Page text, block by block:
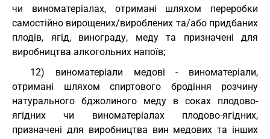
чи виноматеріалах, отримані шляхом переробки
самостійно вирощених/вироблених та/або придбаних
плодів, ягід, винограду, меду та призначені для
виробництва алкогольних напоїв;
12) виноматеріали медові - виноматеріали,
отримані шляхом спиртового бродіння розчину
натурального бджолиного меду в соках плодово-
ягідних чи виноматеріалах плодово-ягідних,
призначені для виробництва вин медових та інших